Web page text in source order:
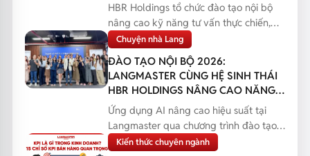
HBR Holdings tổ chức đào tạo nội bộ
nâng cao kỹ năng tư vấn thực chiến,
giúp đội ngũ Sales...
Chuyện nhà Lang
ĐÀO TẠO NỘI BỘ 2026:
LANGMASTER CÙNG HỆ SINH THÁI
HBR HOLDINGS NÂNG CAO NĂNG
LỰC ỨNG DỤNG AI
Ứng dụng AI nâng cao hiệu suất tại
Langmaster qua chương trình đào tạo
nội bộ 2026, giúp n...
Kiến thức chuyên ngành